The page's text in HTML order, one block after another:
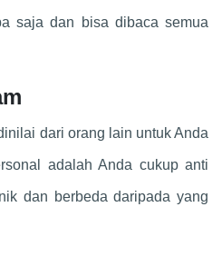
saja dan bisa dibaca semua
dari orang lain untuk Anda
adalah Anda cukup anti
dan berbeda daripada yang